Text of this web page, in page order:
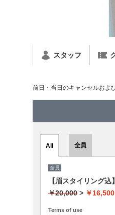
スタッフ
前日・当日のキャンセルおよ
All 全員
全員
【眉スタイリング
￥20,000 > ￥16,500
Terms of use